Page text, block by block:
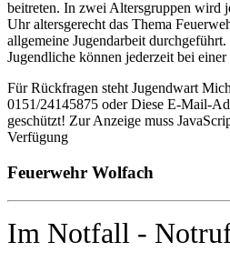
beitreten. In zwei Altersgruppen wird
Uhr altersgerecht das Thema
allgemeine Jugendarbeit
Jugendliche können jederzeit bei
Für Rückfragen steht Jugendwart
0151/24145875 oderDiese E-Mail-
geschützt! Zur Anzeige muss
Verfügung
Feuerwehr Wolfach
Im Notfall -